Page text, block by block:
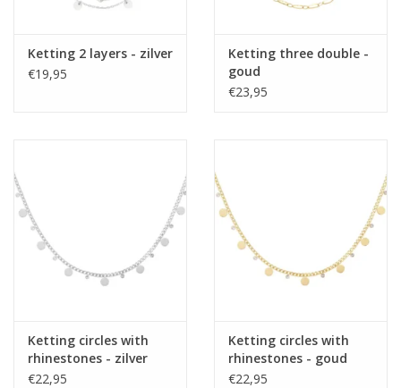
Ketting 2 layers - zilver
€19,95
Ketting three double -
goud
€23,95
Ketting circles with
rhinestones - zilver
€22,95
Ketting circles with
rhinestones - goud
€22,95